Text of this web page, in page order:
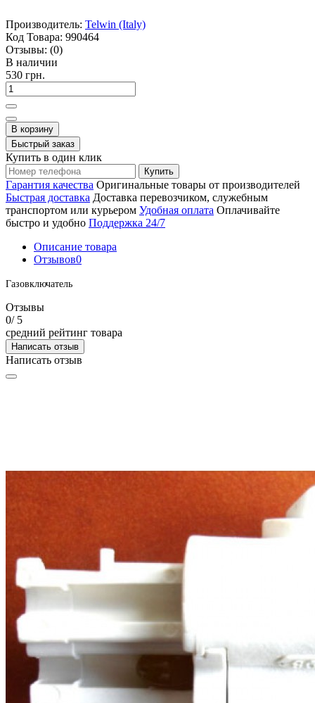
Производитель: Telwin (Italy)
Код Товара: 990464
Отзывы: (0)
В наличии
530 грн.
В корзину
Быстрый заказ
Купить в один клик
Купить
Гарантия качества Оригинальные товары от производителей
Быстрая доставка Доставка перевозчиком, служебным
транспортом или курьером Удобная оплата Оплачивайте
быстро и удобно Поддержка 24/7
Описание товара
Отзывов0
Газовключатель
Отзывы
0/ 5
средний рейтинг товара
Написать отзыв
Написать отзыв